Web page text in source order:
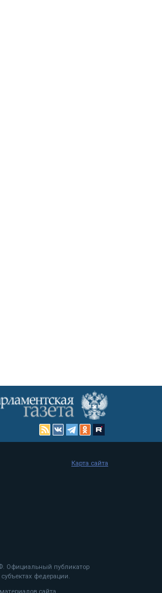
Официальный публикатор
федерации.
Карта сайта